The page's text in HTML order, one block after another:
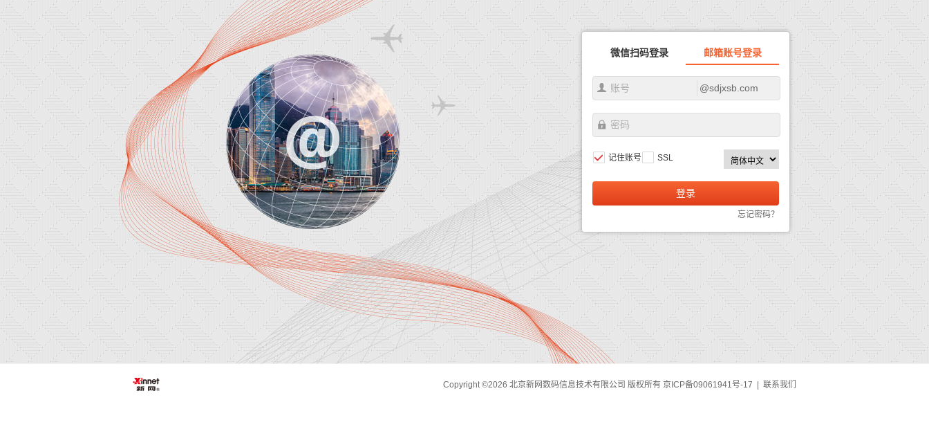
微信扫码登录 邮箱账号登录
@
记住账号 SSL
登录
忘记密码？
Copyright ©2026 北京新网数码信息技术有限公司 版权所有 京ICP备09061941号-17 联系我们